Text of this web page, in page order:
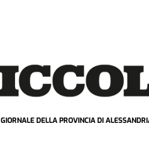
GIORNALE DELLA PROVINCIADI